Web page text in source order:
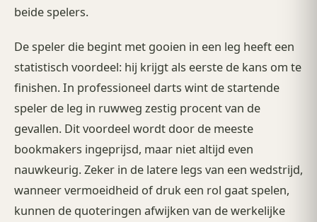
beide spelers.
De speler die begint met gooien in een leg heeft een
statistisch voordeel: hij krijgt als eerste de kans om te
finishen. In professioneel darts wint de startende
speler de leg in ruwweg zestig procent van de
gevallen. Dit voordeel wordt door de meeste
bookmakers ingeprijsd, maar niet altijd even
nauwkeurig. Zeker in de latere legs van een wedstrijd,
wanneer vermoeidheid of druk een rol gaat spelen,
kunnen de quoteringen afwijken van de werkelijke